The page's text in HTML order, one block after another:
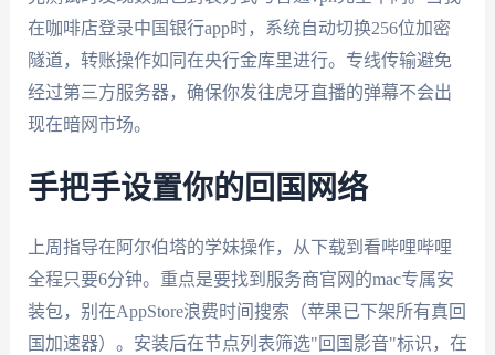
在咖啡店登录中国银行app时，系统自动切换256位加密
隧道，转账操作如同在央行金库里进行。专线传输避免
经过第三方服务器，确保你发往虎牙直播的弹幕不会出
现在暗网市场。
手把手设置你的回国网络
上周指导在阿尔伯塔的学妹操作，从下载到看哔哩哔哩
全程只要6分钟。重点是要找到服务商官网的mac专属安
装包，别在AppStore浪费时间搜索（苹果已下架所有真回
国加速器）。安装后在节点列表筛选"回国影音"标识，在